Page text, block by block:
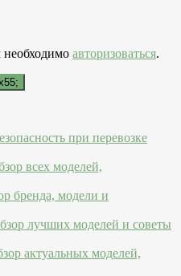
необходимо авторизоваться.
при перевозке
всех моделей,
бренда, модели и
лучших моделей и советы
актуальных моделей,